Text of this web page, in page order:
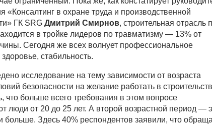
«Консалтинг в охране труда и производственной
ГК SRG Дмитрий Смирнов, строительная отрасль
в тройке лидеров по травматизму — 13% от
Сегодня же всех волнует профессиональное
здоровье, стабильность.
исследование на тему зависимости от возраста
безопасности на желание работать в
что больше всего требования в этом вопросе
люди от 20 до 25 лет. А второй возрастной период —
больше. Здесь 40% респондентов заявили, что